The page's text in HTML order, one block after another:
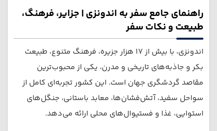
راهنمای جامع سفر به اندونزی | جزایر، فرهنگ،
طبیعت و نکات سفر
اندونزی، با بیش از ۱۷ هزار جزیره، فرهنگ متنوع، طبیعت
بکر و جاذبه‌های تاریخی و مدرن، یکی از محبوب‌ترین
مقاصد گردشگری جهان است. این کشور تجربه‌ای کامل از
سواحل سفید، آتش‌فشان‌ها، معابد باستانی، جنگل‌های
استوایی، غذا و فستیوال‌های محلی ارائه می‌دهد.